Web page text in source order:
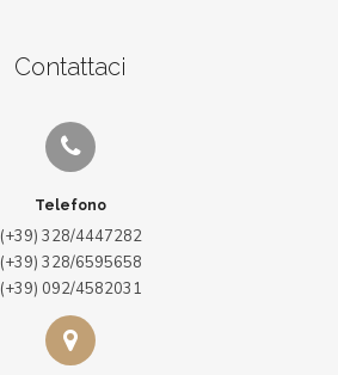
Contattaci
Telefono
(+39) 328/4447282
(+39) 328/6595658
(+39) 092/4582031